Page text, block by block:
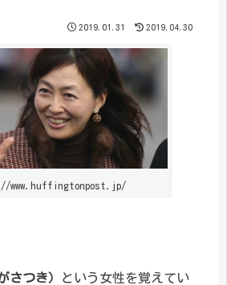
2019.01.31 2019.04.30
www.huffingtonpost.jp/
さつき）
という女性を覚えてい